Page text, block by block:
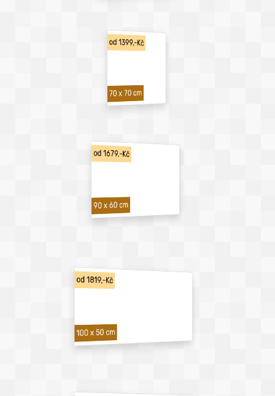
od 1399,-Kč
70 x 70 cm
od 1679,-Kč
90 x 60 cm
od 1819,-Kč
100 x 50 cm